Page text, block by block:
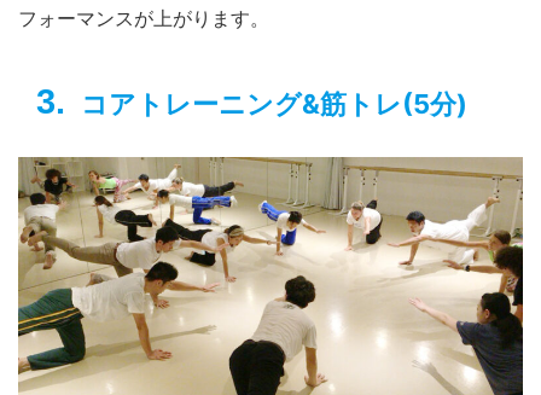
フォーマンスが上がります。
コアトレーニング&筋トレ(5分)